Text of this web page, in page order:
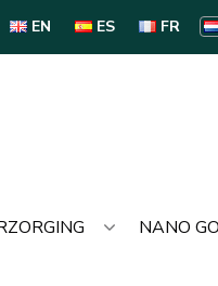
EN ES FR
NANO